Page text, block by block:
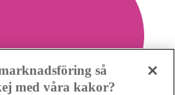
så
med våra kakor?